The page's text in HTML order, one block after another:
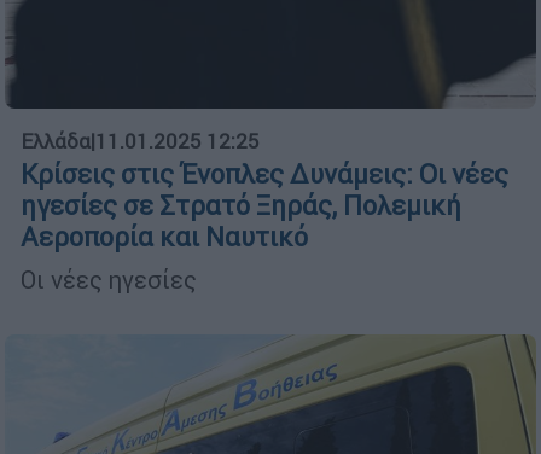
Ελλάδα|11.01.2025 12:25
Κρίσεις στις Ένοπλες Δυνάμεις: Οι νέες
ηγεσίες σε Στρατό Ξηράς, Πολεμική
Αεροπορία και Ναυτικό
Οι νέες ηγεσίες